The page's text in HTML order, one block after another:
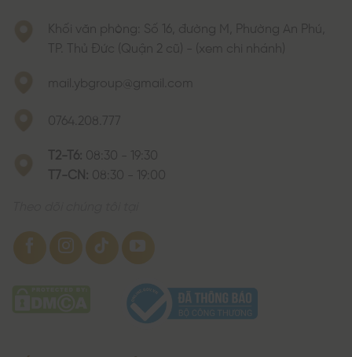
Khối văn phòng: Số 16, đường M, Phường An Phú,
TP. Thủ Đức (Quận 2 cũ) - (xem chi nhánh)
mail.ybgroup@gmail.com
0764.208.777
T2-T6: 08:30 - 19:30
T7-CN: 08:30 - 19:00